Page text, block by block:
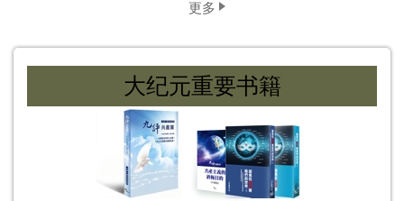
更多
大纪元重要书籍